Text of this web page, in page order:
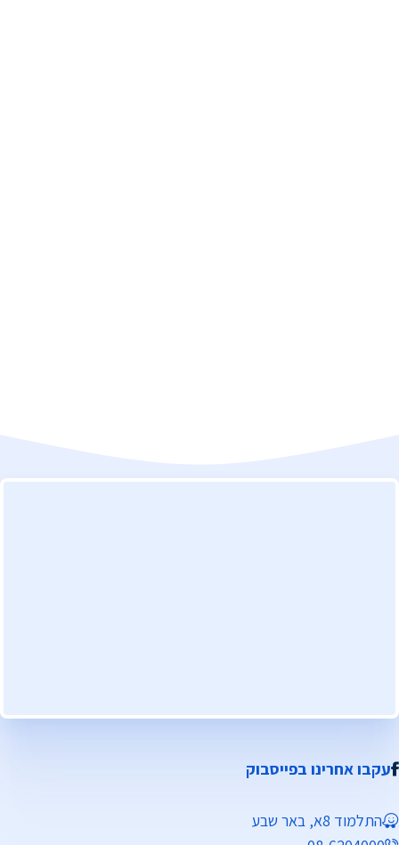
עקבו אחרינו בפייסבוק
התלמוד 8א, באר שבע